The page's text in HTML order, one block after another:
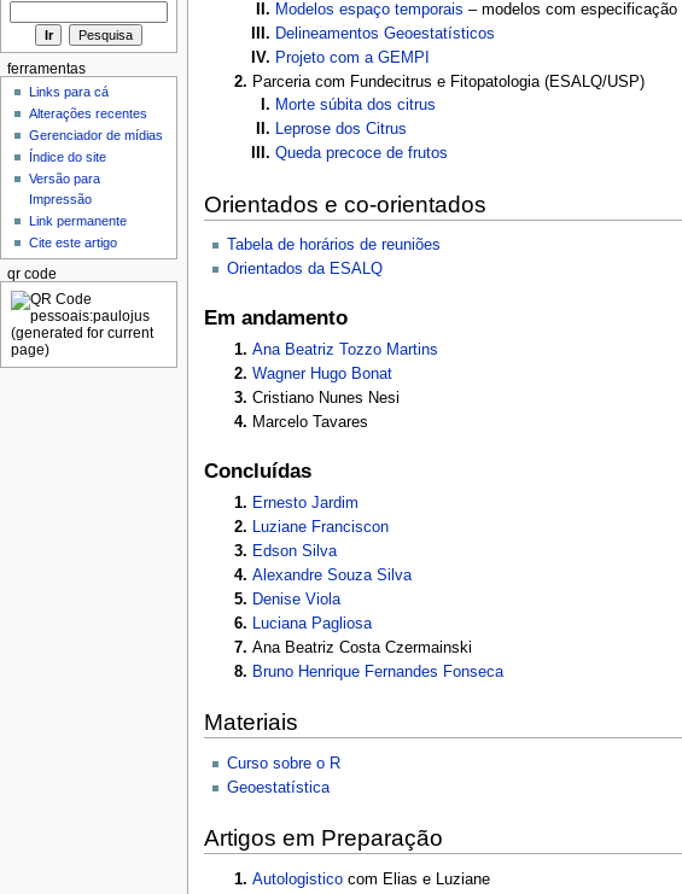
Modelos espaço temporais – modelos com
Delineamentos Geoestatísticos
Projeto com a GEMPI
Parceria com Fundecitrus e Fitopatologia (ESALQ/USP)
Morte súbita dos citrus
Leprose dos Citrus
Queda precoce de frutos
Orientados e co-orientados
Tabela de horários de reuniões
Orientados da ESALQ
Em andamento
Ana Beatriz Tozzo Martins
Wagner Hugo Bonat
Cristiano Nunes Nesi
Marcelo Tavares
Concluídas
Ernesto Jardim
Luziane Franciscon
Edson Silva
Alexandre Souza Silva
Denise Viola
Luciana Pagliosa
Ana Beatriz Costa Czermainski
Bruno Henrique Fernandes Fonseca
Materiais
Curso sobre o R
Geoestatística
Artigos em Preparação
Autologistico com Elias e Luziane
ferramentas
Links para cá
Alterações recentes
Gerenciador de mídias
Índice do site
Versão para
Impressão
Link permanente
Cite este artigo
qr code